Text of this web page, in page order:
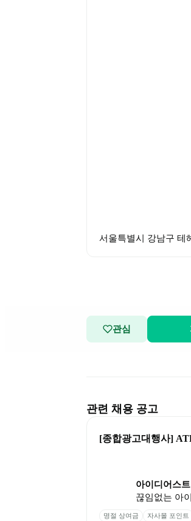
서울특별시 강남구 테
관심
관련 채용 공고
[종합광고대행사]
아이디어스트
끊임없는 아
명절 상여금 자사몰 포인트